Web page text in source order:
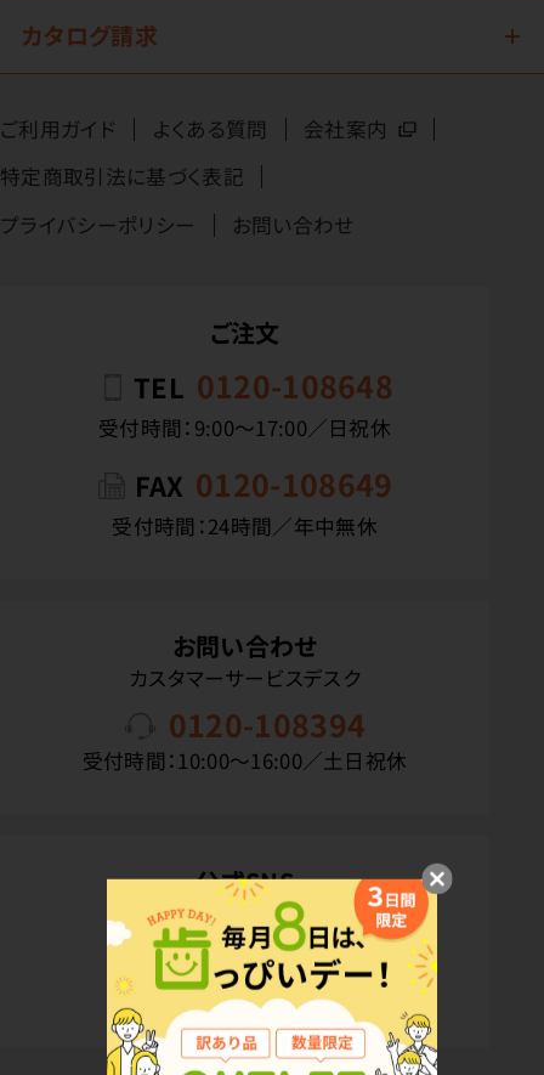
カタログ請求
ご利用ガイド よくある質問
会社案内
特定商取引法に基づく表記
プライバシーポリシー
お問い合わせ
ご注文
TEL 0120-108648
受付時間：9:00〜17:00／日祝休
FAX 0120-108649
受付時間：24時間／年中無休
お問い合わせ
カスタマーサービスデスク
0120-108394
受付時間：10:00〜16:00／土日祝休
公式SNS